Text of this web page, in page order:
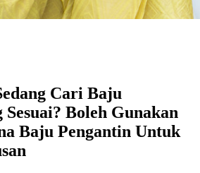
Cari Baju
Sesuai? Boleh Gunakan
Baju Pengantin Untuk